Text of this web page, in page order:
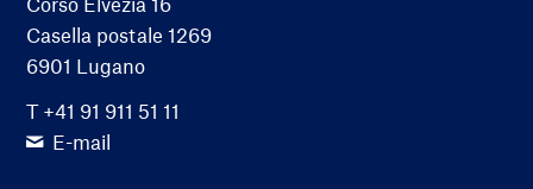
Casella postale 1269
6901 Lugano
T +41 91 911 51 11
E-mail